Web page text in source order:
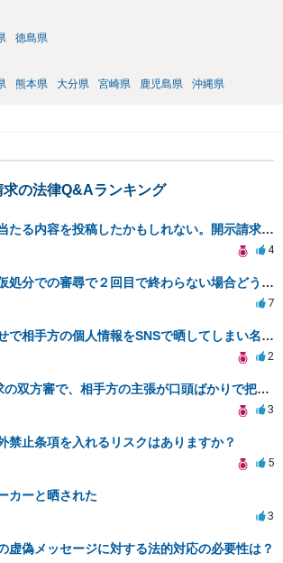
徳島県
熊本県 大分県 宮崎県 鹿児島県 沖縄県
の法律Q&Aランキング
誹謗中傷に当たる内容を投稿したかもしれない。開示請求や民事刑事裁判に発展しうるのか教えて欲しい。
4
開示請求の仮処分での審尋で２回目で終わらない場合どうしたらいいですか
7
当方の腹いせで相手方の個人情報をSNSで晒してしまい名誉毀損させてしまったかもしれない
2
Xの開示請求の双方審で、相手方の主張が口頭ばかりで把握しきれません
3
禁止条項を入れるリスクはありますか？
5
カーと晒された
3
虚偽メッセージに対する法的対応の必要性は？